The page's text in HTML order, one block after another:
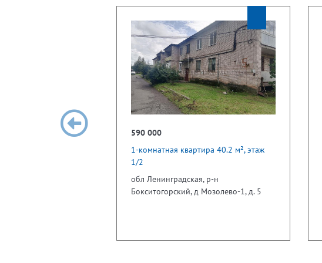
590 000
1-комнатная квартира 40.2 м², этаж
1/2
обл Ленинградская, р-н
Бокситогорский, д Мозолево-1, д. 5